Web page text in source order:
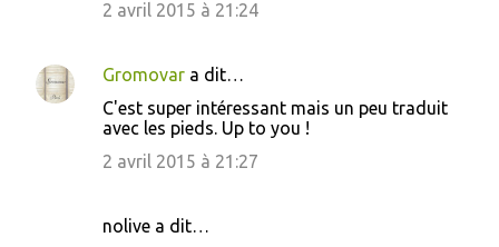
2 avril 2015 à 21:24
Gromovar a dit…
C'est super intéressant mais un peu traduit
avec les pieds. Up to you !
2 avril 2015 à 21:27
nolive a dit…